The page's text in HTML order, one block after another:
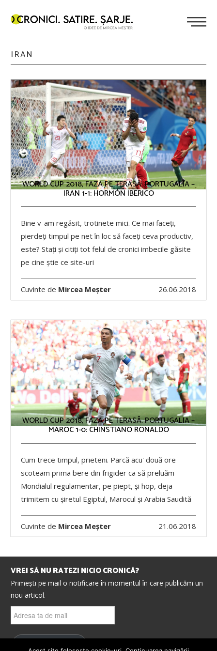
IRAN
WORLD CUP 2018, FAZA PE TERASĂ. PORTUGALIA –
IRAN 1-1: HORMÓN IBERICO
Bine v-am regăsit, trotinete mici. Ce mai faceți,
pierdeți timpul pe net în loc să faceți ceva productiv,
este? Stați și citiți tot felul de cronici imbecile găsite
pe cine știe ce site-uri
Cuvinte de Mircea Meșter 26.06.2018
WORLD CUP 2018, FAZA PE TERASĂ. PORTUGALIA –
MAROC 1-0: CHINSTIANO RONALDO
Cum trece timpul, prieteni. Parcă acu' două ore
scoteam prima bere din frigider ca să preluăm
Mondialul regulamentar, pe piept, și hop, deja
trimitem cu șiretul Egiptul, Marocul și Arabia Saudită
Cuvinte de Mircea Meșter 21.06.2018
VREI SĂ NU RATEZI NICIO CRONICĂ?
Primești pe mail o notificare în momentul în care publicăm un
nou articol.
ta
mail
ABONEAZĂ-TE